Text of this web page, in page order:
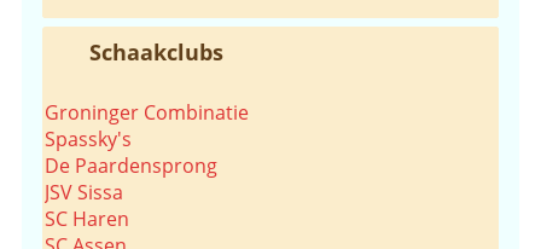
Schaakclubs
Groninger Combinatie
Spassky's
De Paardensprong
JSV Sissa
SC Haren